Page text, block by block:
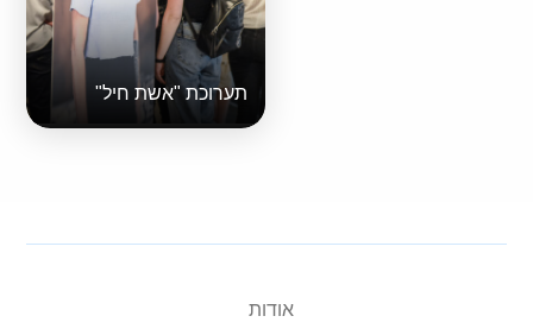
תערוכת "אשת חיל"
אודות